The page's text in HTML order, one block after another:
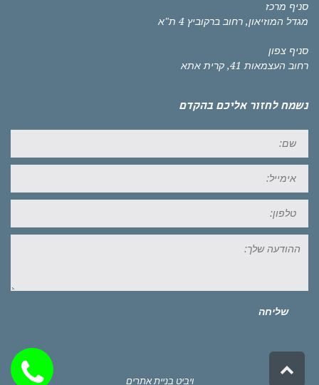
סניף מרכז
מגדל המוזיאון, רחוב ברקוביץ 4 ת"א
סניף צפון
רחוב העצמאות 41, קרית אתא
נשמח לחזור אליכם בהקדם
שלך:
שליחה
ויביט בניית אתרים